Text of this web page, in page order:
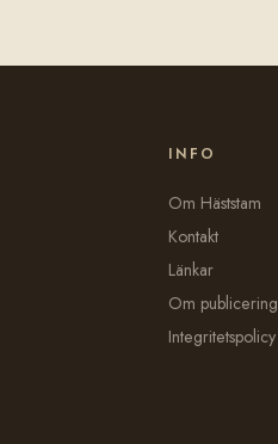
INFO
Om Häststam
Kontakt
Länkar
Om publicering
Integritetspolicy